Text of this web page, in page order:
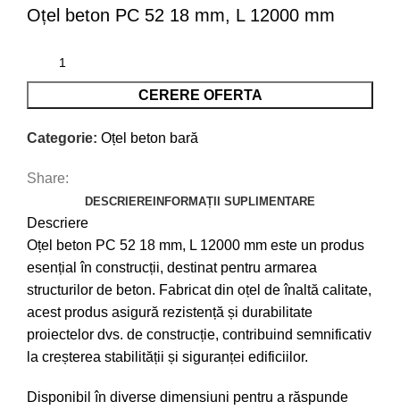
Oțel beton PC 52 18 mm, L 12000 mm
CERERE OFERTA
Categorie: Oțel beton bară
Share:
DESCRIEREINFORMAȚII SUPLIMENTARE
Descriere
Oțel beton PC 52 18 mm, L 12000 mm este un produs
esențial în construcții, destinat pentru armarea
structurilor de beton. Fabricat din oțel de înaltă calitate,
acest produs asigură rezistență și durabilitate
proiectelor dvs. de construcție, contribuind semnificativ
la creșterea stabilității și siguranței edificiilor.
Disponibil în diverse dimensiuni pentru a răspunde